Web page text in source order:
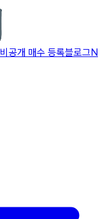
비공개 매수 등록블로그N